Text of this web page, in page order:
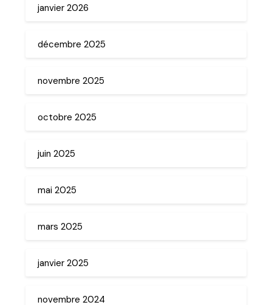
janvier 2026
décembre 2025
novembre 2025
octobre 2025
juin 2025
mai 2025
mars 2025
janvier 2025
novembre 2024